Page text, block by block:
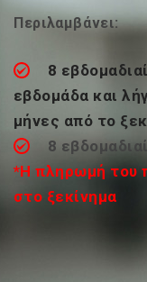
Περιλαμβάνει:
8
εβδομάδα και
μήνες από το
8
*Η πληρωμή του
στο ξεκίνημα